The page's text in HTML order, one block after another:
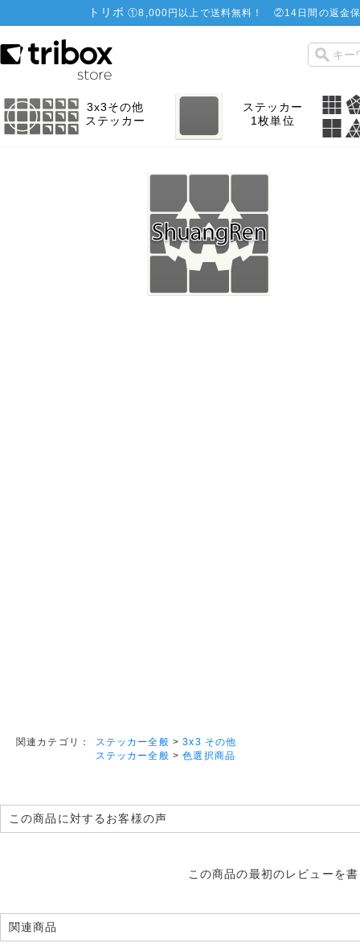
トリボ ①8,000円以上で送料無料！ ②14日間の返金
3x3その他
ステッカー
ステッカー
1枚単位
関連カテゴリ： ステッカー全般 >3x3 その他
ステッカー全般 >色選択商品
この商品に対するお客様の声
この商品の最初のレビューを
関連商品